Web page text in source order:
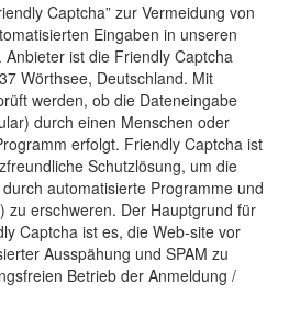
Captcha” zur Vermeidung von
Eingaben in unseren
ist die Friendly Captcha
Wörthsee, Deutschland. Mit
werden, ob die Dateneingabe
durch einen Menschen oder
erfolgt. Friendly Captcha ist
Schutzlösung, um die
automatisierte Programme und
zu erschweren. Der Hauptgrund für
Captcha ist es, die Web-site vor
Ausspähung und SPAM zu
Betrieb der Anmeldung /